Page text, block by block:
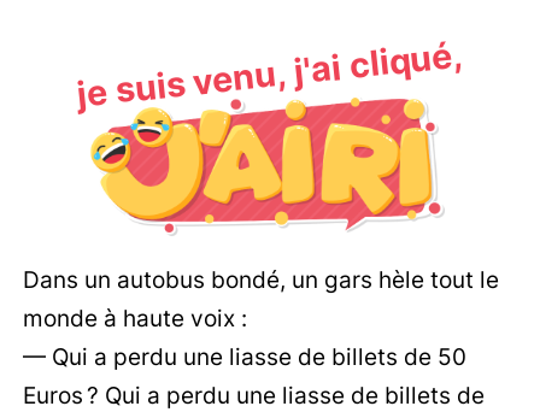
je suis venu, j'ai cliqué,
Dans un autobus bondé, un gars hèle tout le
monde à haute voix :
— Qui a perdu une liasse de billets de 50
Euros ? Qui a perdu une liasse de billets de